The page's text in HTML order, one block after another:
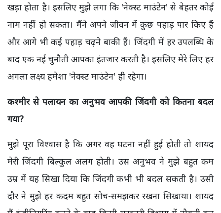
खड़ा होता है। इसलिए मुझे लगा कि 'नेक्स्ट माउंटेन' से बेहतर कोई
नाम नहीं हो सकता। मैंने अपने जीवन में कुछ पहाड़ पार किए हैं
और आगे भी कई पहाड़ चढ़ने बाकी हैं। जिंदगी में हर उपलब्धि के
बाद एक नई चुनौती आपका इंतजार करती है। इसलिए मेरे लिए हर
अगला लक्ष्य हमेशा 'नेक्स्ट माउंटेन' ही रहेगा।
कश्मीर से पलायन का अनुभव आपकी जिंदगी को कितना बदल
गया?
मुझे पूरा विश्वास है कि अगर वह घटना नहीं हुई होती तो शायद
मेरी जिंदगी बिल्कुल अलग होती। उस अनुभव ने मुझे बहुत कम
उम्र में यह सिखा दिया कि जिंदगी कभी भी बदल सकती है। उसी
दौर ने मुझे हर कदम बहुत सोच-समझकर रखना सिखाया। शायद